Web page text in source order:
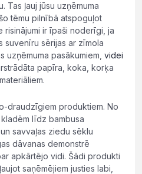
Tas ļauj jūsu uzņēmuma
tēmu pilnībā atspoguļot
risinājumi ir īpaši noderīgi, ja
suvenīru sērijas ar zīmola
uzņēmuma pasākumiem, videi
papīra, koka, korķa
draudzīgiem produktiem. No
līdz bambusa
savvaļas ziedu sēklu
dāvanas demonstrē
apkārtējo vidi. Šādi produkti
saņēmējiem justies labi,